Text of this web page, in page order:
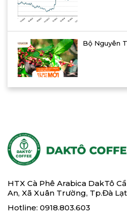
Bộ Nguyên
HTX Cà Phê Arabica DakTô
An, Xã Xuân Trường, Tp.Đà
Hotline: 0918.803.603